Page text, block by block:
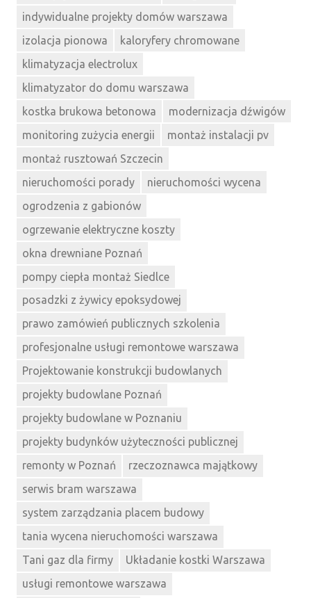
indywidualne projekty domów warszawa
izolacja pionowa
kaloryfery chromowane
klimatyzacja electrolux
klimatyzator do domu warszawa
kostka brukowa betonowa
modernizacja dźwigów
monitoring zużycia energii
montaż instalacji pv
montaż rusztowań Szczecin
nieruchomości porady
nieruchomości wycena
ogrodzenia z gabionów
ogrzewanie elektryczne koszty
okna drewniane Poznań
pompy ciepła montaż Siedlce
posadzki z żywicy epoksydowej
prawo zamówień publicznych szkolenia
profesjonalne usługi remontowe warszawa
Projektowanie konstrukcji budowlanych
projekty budowlane Poznań
projekty budowlane w Poznaniu
projekty budynków użyteczności publicznej
remonty w Poznań
rzeczoznawca majątkowy
serwis bram warszawa
system zarządzania placem budowy
tania wycena nieruchomości warszawa
Tani gaz dla firmy
Układanie kostki Warszawa
usługi remontowe warszawa